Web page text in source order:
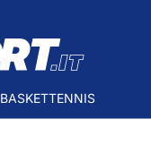
BASKETTENNIS